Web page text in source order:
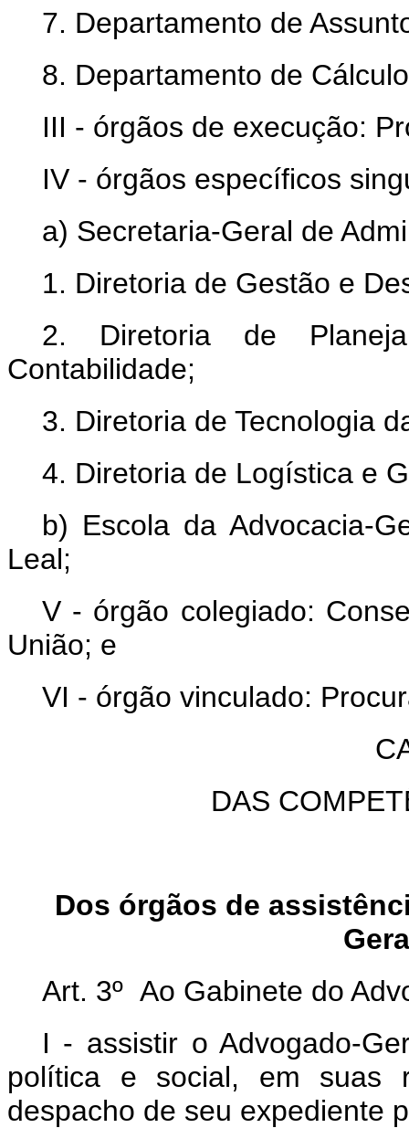
7. Departamento de
8. Departamento de
III - órgãos de execução:
IV - órgãos específicos
a) Secretaria-Geral de
1. Diretoria de Gestão e
2. Diretoria de
Contabilidade;
3. Diretoria de Tecnologia
4. Diretoria de Logística e
b) Escola da Advocacia-
Leal;
V - órgão colegiado:
União; e
VI - órgão vinculado:
DAS
Dos órgãos de
Art. 3º Ao Gabinete do
I - assistir o Advogado-
política e social, em suas
despacho de seu expediente